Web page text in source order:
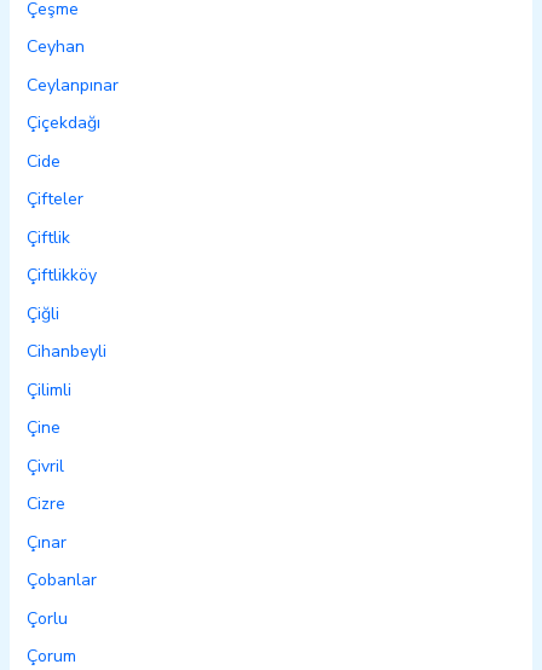
Çeşme
Ceyhan
Ceylanpınar
Çiçekdağı
Cide
Çifteler
Çiftlik
Çiftlikköy
Çiğli
Cihanbeyli
Çilimli
Çine
Çivril
Cizre
Çınar
Çobanlar
Çorlu
Çorum